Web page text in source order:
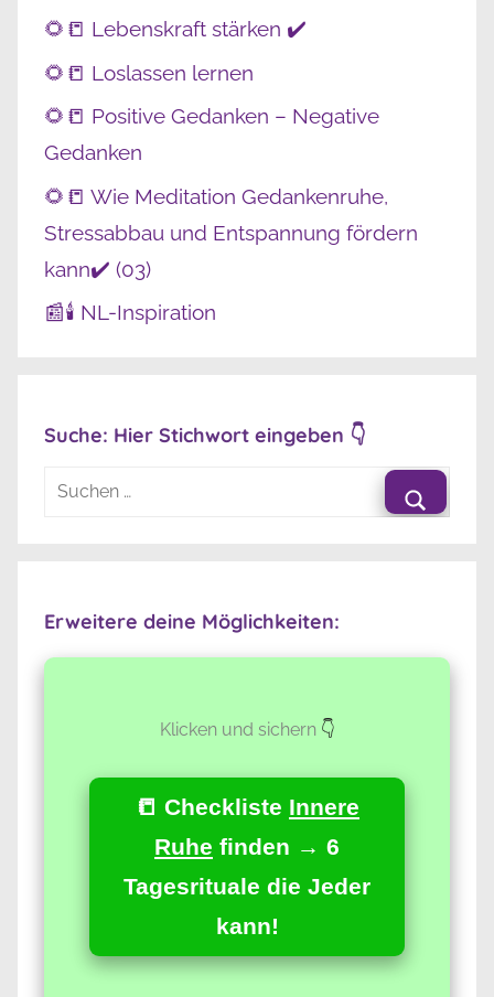
🌻📒 Lebenskraft stärken ✔️
🌻📒 Loslassen lernen
🌻📒 Positive Gedanken – Negative
Gedanken
🌻📒 Wie Meditation Gedankenruhe,
Stressabbau und Entspannung fördern
kann✔️ (03)
📰🕯️ NL-Inspiration
Suche: Hier Stichwort eingeben 👇
Suchen
Erweitere deine Möglichkeiten:
Klicken und sichern👇
📒 Checkliste Innere
Ruhe finden → 6
Tagesrituale die Jeder
kann!